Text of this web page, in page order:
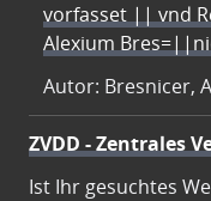
vorfasset || vnd
Alexium
Autor: Bresnicer,
ZVDD - Zentrales
Ist Ihr gesuchtes